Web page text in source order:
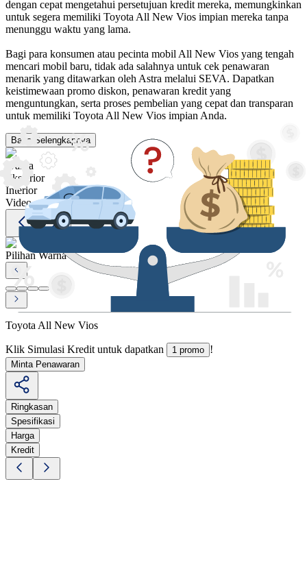
dengan cepat mengetahui persetujuan kredit mereka, memungkinkan
untuk segera memiliki Toyota All New Vios impian mereka tanpa
menunggu waktu yang lama.
Bagi para konsumen atau pecinta mobil All New Vios yang tengah
mencari mobil baru, tidak ada salahnya untuk cek penawaran
menarik yang ditawarkan oleh Astra melalui SEVA. Dapatkan
keistimewaan promo diskon, penawaran kredit yang
menguntungkan, serta proses pembelian yang cepat dan transparan
untuk memiliki Toyota All New Vios impian Anda.
Baca Selengkapnya
Warna
Eksterior
Interior
Video
Pilihan Warna
Toyota All New Vios
Klik Simulasi Kredit untuk dapatkan 1 promo !
Minta Penawaran
Ringkasan
Spesifikasi
Harga
Kredit